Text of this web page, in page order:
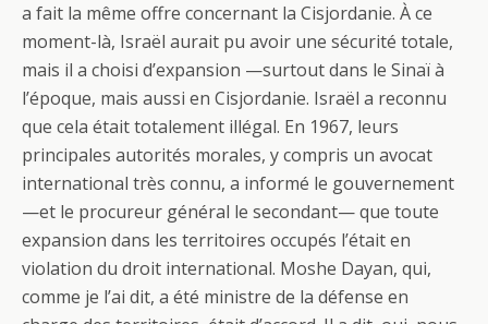
a fait la même offre concernant la Cisjordanie. À ce
moment-là, Israël aurait pu avoir une sécurité totale,
mais il a choisi d’expansion —surtout dans le Sinaï à
l’époque, mais aussi en Cisjordanie. Israël a reconnu
que cela était totalement illégal. En 1967, leurs
principales autorités morales, y compris un avocat
international très connu, a informé le gouvernement
—et le procureur général le secondant— que toute
expansion dans les territoires occupés l’était en
violation du droit international. Moshe Dayan, qui,
comme je l’ai dit, a été ministre de la défense en